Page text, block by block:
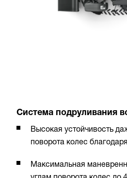
Система подруливания
Высокая устойчивость
поворота колес
Максимальная